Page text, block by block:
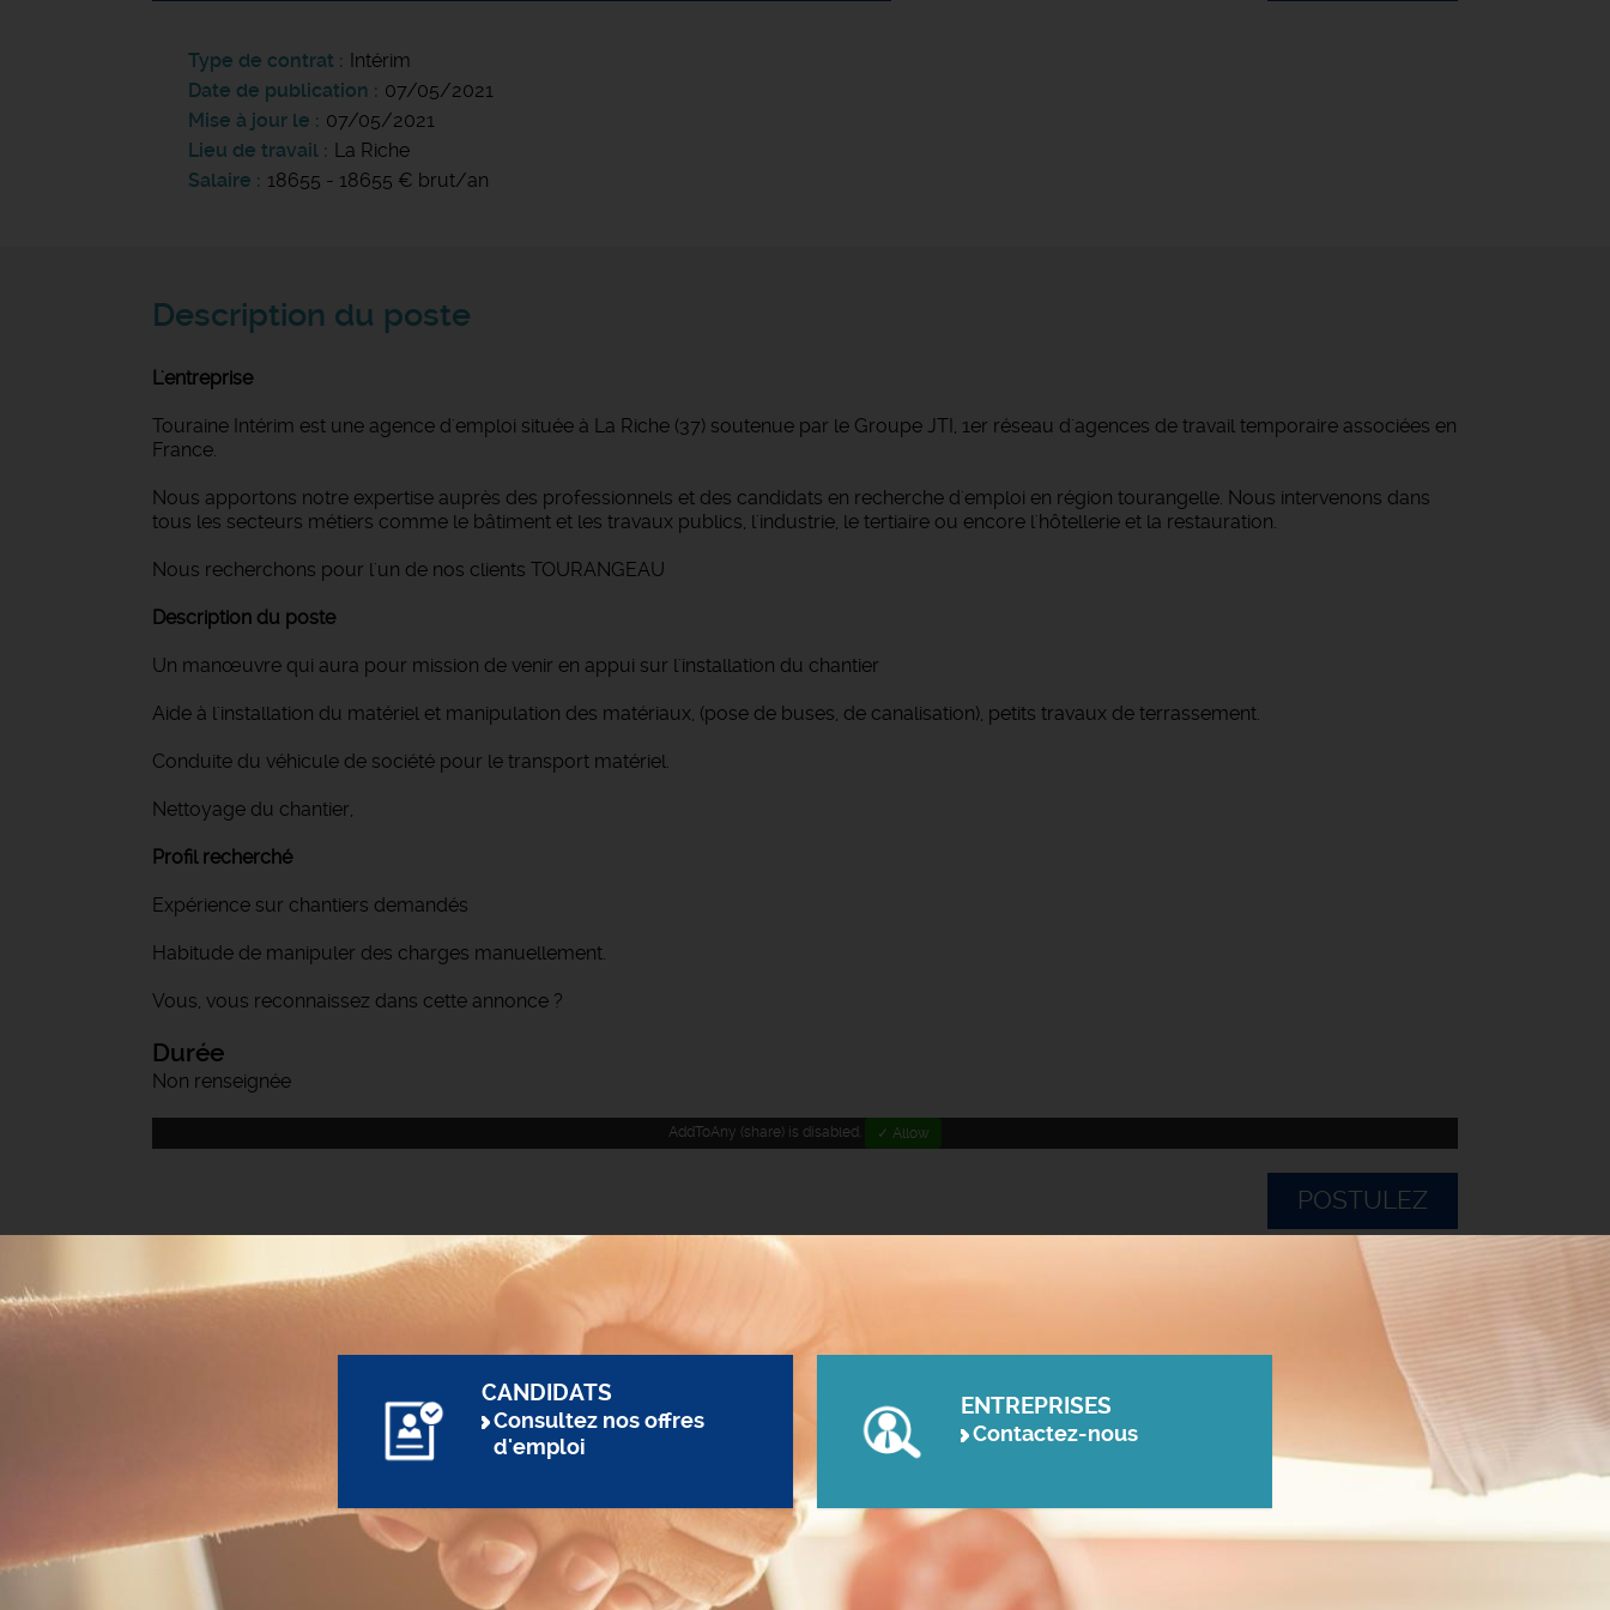
Type de contrat
Intérim
Date de publication
07/05/2021
Mise à jour le
07/05/2021
Lieu de travail
La Riche
Salaire
18655 - 18655 € brut/an
Description du poste
L'entreprise
Touraine Intérim est une agence d'emploi située à La Riche (37) soutenue par le Groupe JTI, 1er réseau d'agences de travail temporaire associées en
France.
Nous apportons notre expertise auprès des professionnels et des candidats en recherche d'emploi en région tourangelle. Nous intervenons dans
tous les secteurs métiers comme le bâtiment et les travaux publics, l'industrie, le tertiaire ou encore l'hôtellerie et la restauration.
Nous recherchons pour l'un de nos clients TOURANGEAU
Description du poste
Un manœuvre qui aura pour mission de venir en appui sur l'installation du chantier
Aide à l'installation du matériel et manipulation des matériaux, (pose de buses, de canalisation), petits travaux de terrassement.
Conduite du véhicule de société pour le transport matériel.
Nettoyage du chantier,
Profil recherché
Expérience sur chantiers demandés
Habitude de manipuler des charges manuellement.
Vous, vous reconnaissez dans cette annonce ?
Durée
Non renseignée
AddToAny (share) is disabled. ✓ Allow
POSTULEZ
CANDIDATS
Consultez nos offres
d'emploi
ENTREPRISES
Contactez-nous